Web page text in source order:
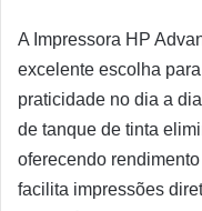
A Impressora HP
excelente escolha
praticidade no dia a
de tanque de tinta
oferecendo
facilita impressões